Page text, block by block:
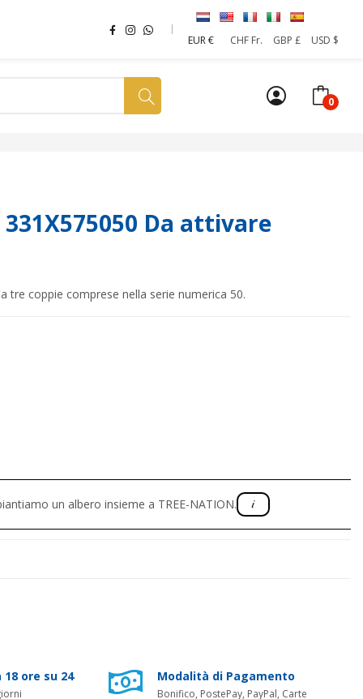
EUR €
CHF Fr. GBP £ USD $
0
Da attivare
tre coppie comprese nella serie numerica 50.
un albero insieme a TREE-NATION.
ore su 24 Modalità di Pagamento
Bonifico, PostePay, PayPal, Carte